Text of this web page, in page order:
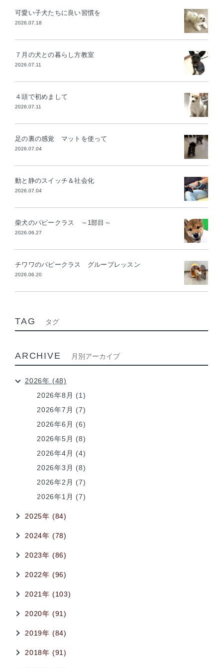
可愛い子犬たちに良い習慣を
2026.07.18
７月の犬との暮らし方教室
2026.07.11
４頭で初めまして
2026.07.11
足の裏の感覚 マットを使って
2026.07.04
動と静のスイッチ＆社会化
2026.07.04
柴犬のパピークラス ～1部目～
2026.06.27
チワワのパピークラス グループレッスン
2026.06.20
TAG タグ
ARCHIVE 月別アーカイブ
2026年 (48)
2026年8月 (1)
2026年7月 (7)
2026年6月 (6)
2026年5月 (8)
2026年4月 (4)
2026年3月 (8)
2026年2月 (7)
2026年1月 (7)
2025年 (84)
2024年 (78)
2023年 (86)
2022年 (96)
2021年 (103)
2020年 (91)
2019年 (84)
2018年 (91)